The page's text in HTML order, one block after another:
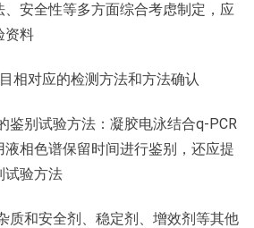
安全性等多方面综合考虑制定，应
资料
相对应的检测方法和方法确认
鉴别试验方法：凝胶电泳结合q-PCR
相色谱保留时间进行鉴别，还应提
试验方法
质和安全剂、稳定剂、增效剂等其他